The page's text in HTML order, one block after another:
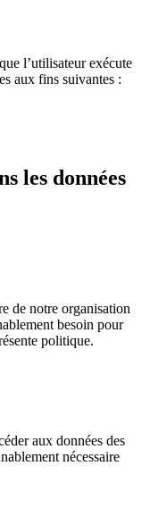
l’utilisateur exécute
aux fins suivantes :
les données
de notre organisation
besoin pour
politique.
aux données des
nécessaire